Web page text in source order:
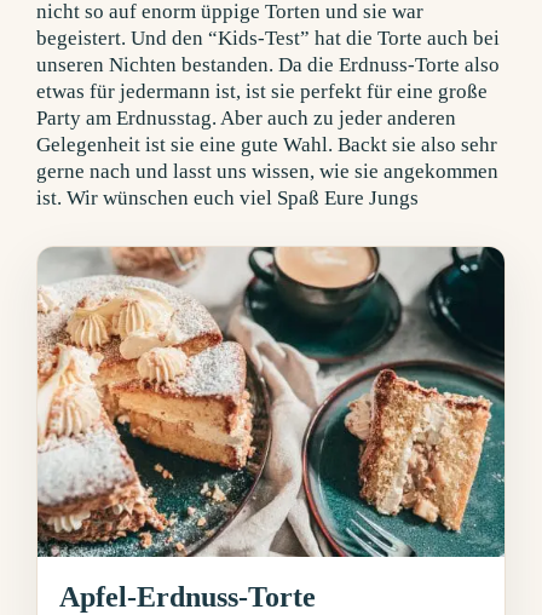
nicht so auf enorm üppige Torten und sie war
begeistert. Und den “Kids-Test” hat die Torte auch bei
unseren Nichten bestanden.Da die Erdnuss-Torte also
etwas für jedermann ist, ist sie perfekt für eine große
Party am Erdnusstag. Aber auch zu jeder anderen
Gelegenheit ist sie eine gute Wahl. Backt sie also sehr
gerne nach und lasst uns wissen, wie sie angekommen
ist. Wir wünschen euch viel Spaß Eure Jungs
Apfel-Erdnuss-Torte